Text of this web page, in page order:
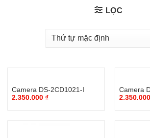
LỌC
Camera DS-2CD1021-I
2.350.000 ₫
Camera
2.350.000